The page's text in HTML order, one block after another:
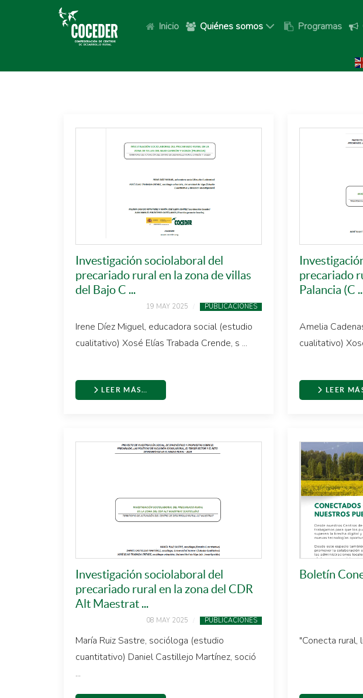
Inicio Quiénes somos Programas
Investigación sociolaboral del
precariado rural en la zona de villas
del Bajo C ...
19 MAY 2025 PUBLICACIONES
Irene Díez Miguel, educadora social (estudio
cualitativo) Xosé Elías Trabada Crende, s ...
LEER MÁS…
precariado
Palancia (C
Amelia
cualitativo)
LEER
Investigación sociolaboral del
precariado rural en la zona del CDR
Alt Maestrat ...
08 MAY 2025 PUBLICACIONES
María Ruiz Sastre, socióloga (estudio
cuantitativo) Daniel Castillejo Martínez, soció
...
Boletín
"Conecta rural,